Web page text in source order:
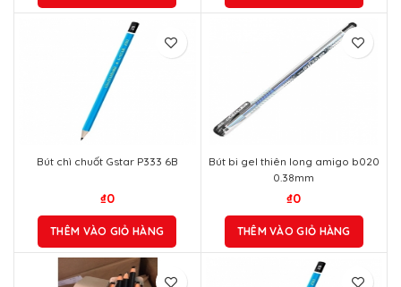
Bút chì chuốt Gstar P333 6B
₫0
THÊM VÀO GIỎ HÀNG
Bút bi gel thiên long amigo b020
0.38mm
₫0
THÊM VÀO GIỎ HÀNG